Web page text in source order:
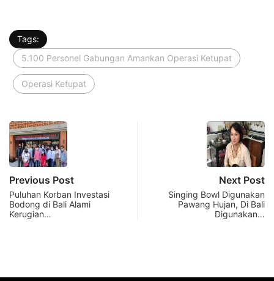
Tags:
5.100 Personel Gabungan Amankan Operasi Ketupat
Operasi Ketupat
Previous Post
Puluhan Korban Investasi
Bodong di Bali Alami
Kerugian…
Next Post
Singing Bowl Digunakan
Pawang Hujan, Di Bali
Digunakan…